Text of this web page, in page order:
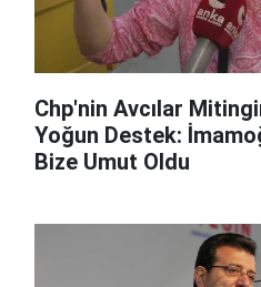
Chp'nin Avcılar
Yoğun Destek:
Bize Umut Oldu